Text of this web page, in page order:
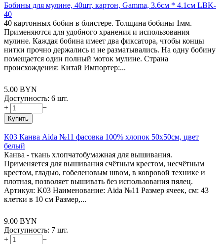
Бобины для мулине, 40шт, картон, Gamma, 3.6см * 4.1см LBK-
40
40 картонных бобин в блистере. Толщина бобины 1мм.
Применяются для удобного хранения и использования
мулине. Каждая бобина имеет два фиксатора, чтобы концы
нитки прочно держались и не разматывались. На одну бобину
помещается один полный моток мулине. Страна
происхождения: Китай Импортер:...
5.00 BYN
Доступность: 6 шт.
+
−
Купить
К03 Канва Aida №11 фасовка 100% хлопок 50х50см, цвет
белый
Канва - ткань хлопчатобумажная для вышивания.
Применяется для вышивания счётным крестом, несчётным
крестом, гладью, гобеленовым швом, в ковровой технике и
плотная, позволяет вышивать без использования пялец.
Артикул: K03 Наименование: Aida №11 Размер ячеек, см: 43
клетки в 10 см Размер,...
9.00 BYN
Доступность: 7 шт.
+
−